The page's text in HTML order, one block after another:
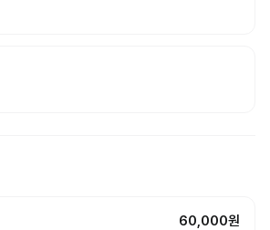
60,000원